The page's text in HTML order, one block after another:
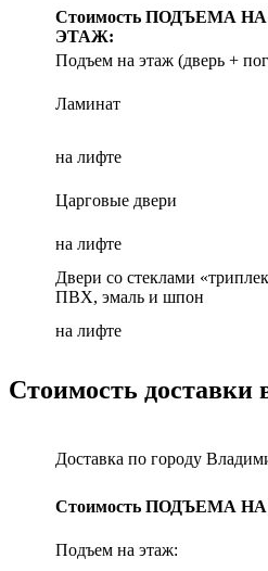
Стоимость ПОДЪЕМА НА
ЭТАЖ:
Подъем на этаж (дверь +
Ламинат
на лифте
Царговые двери
на лифте
Двери со стеклами
ПВХ, эмаль и шпон
на лифте
Стоимость доставки
Доставка по городу
Стоимость ПОДЪЕМА
Подъем на этаж: